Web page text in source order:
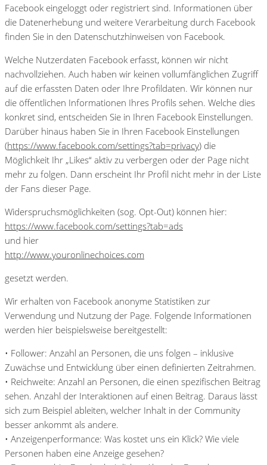
Facebook eingeloggt oder registriert sind. Informationen über
die Datenerhebung und weitere Verarbeitung durch Facebook
finden Sie in den Datenschutzhinweisen von Facebook.
Welche Nutzerdaten Facebook erfasst, können wir nicht
nachvollziehen. Auch haben wir keinen vollumfänglichen Zugriff
auf die erfassten Daten oder Ihre Profildaten. Wir können nur
die öffentlichen Informationen Ihres Profils sehen. Welche dies
konkret sind, entscheiden Sie in Ihren Facebook Einstellungen.
Darüber hinaus haben Sie in Ihren Facebook Einstellungen
(https://www.facebook.com/settings?tab=privacy) die
Möglichkeit Ihr „Likes“ aktiv zu verbergen oder der Page nicht
mehr zu folgen. Dann erscheint Ihr Profil nicht mehr in der Liste
der Fans dieser Page.
Widerspruchsmöglichkeiten (sog. Opt-Out) können hier:
https://www.facebook.com/settings?tab=ads
und hier
http://www.youronlinechoices.com
gesetzt werden.
Wir erhalten von Facebook anonyme Statistiken zur
Verwendung und Nutzung der Page. Folgende Informationen
werden hier beispielsweise bereitgestellt:
• Follower: Anzahl an Personen, die uns folgen – inklusive
Zuwächse und Entwicklung über einen definierten Zeitrahmen.
• Reichweite: Anzahl an Personen, die einen spezifischen Beitrag
sehen. Anzahl der Interaktionen auf einen Beitrag. Daraus lässt
sich zum Beispiel ableiten, welcher Inhalt in der Community
besser ankommt als andere.
• Anzeigenperformance: Was kostet uns ein Klick? Wie viele
Personen haben eine Anzeige gesehen?